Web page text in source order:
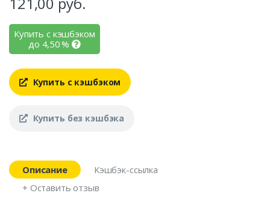
Купить с кэшбэком
до 4,50%
Купить с кэшбэком
Купить без кэшбэка
Описание
Кэшбэк-ссылка
+ Оставить отзыв